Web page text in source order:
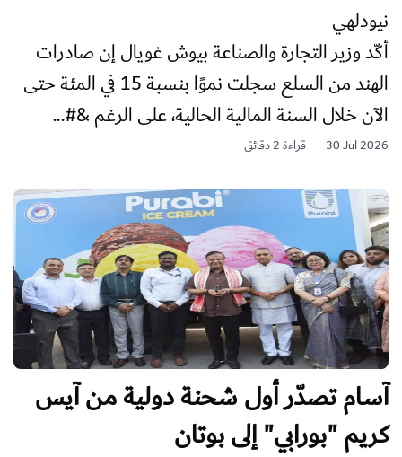
نيودلهي
أكّد وزير التجارة والصناعة بيوش غويال إن صادرات
الهند من السلع سجلت نموًا بنسبة 15 في المئة حتى
الآن خلال السنة المالية الحالية، على الرغم &#...
30 Jul 2026 قراءة 2 دقائق
آسام تصدّر أول شحنة دولية من آيس
كريم "بورابي" إلى بوتان